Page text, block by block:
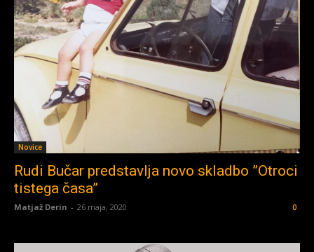
Novice
Rudi Bučar predstavlja novo skladbo ”Otroci
tistega časa”
Matjaž Derin - 26 maja, 2020 0